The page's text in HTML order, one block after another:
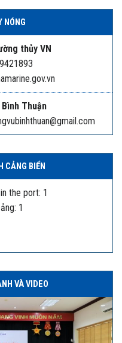
NÓNG
thủy VN
Thuận
CẢNG BIỂN
the port: 1
1
VÀ VIDEO